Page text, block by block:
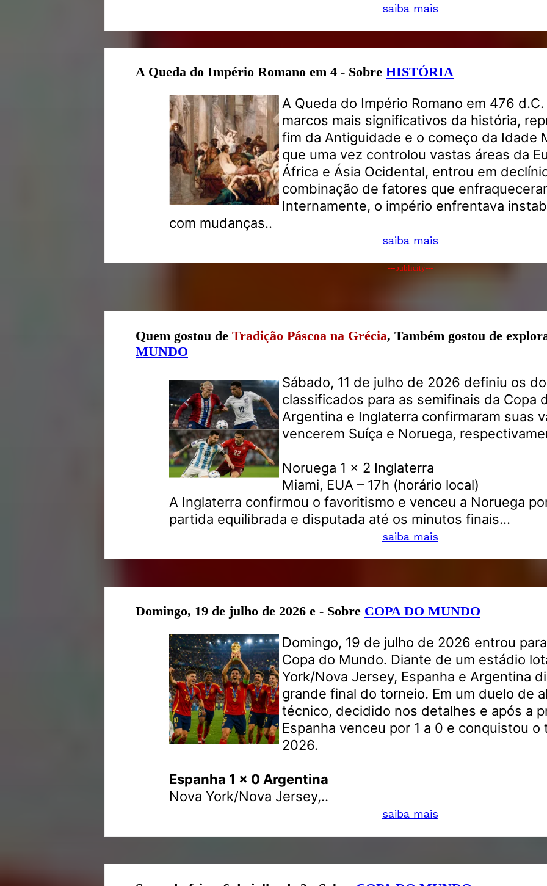
saiba mais
A Queda do Império Romano em 4 - Sobre HISTÓRIA
A Queda do Império Romano em 476
marcos mais significativos da história,
fim da Antiguidade e o começo da Idade
que uma vez controlou vastas áreas da
África e Ásia Ocidental, entrou em
combinação de fatores que
Internamente, o império enfrentava
com mudanças..
saiba mais
---publicity---
Quem gostou de Tradição Páscoa na Grécia, Também gostou de
MUNDO
Sábado, 11 de julho de 2026 definiu os
classificados para as semifinais da Copa
Argentina e Inglaterra confirmaram suas
vencerem Suíça e Noruega,
Noruega 1 x 2 Inglaterra
Miami, EUA – 17h (horário local)
A Inglaterra confirmou o favoritismo e venceu a Noruega
partida equilibrada e disputada até os minutos finais...
saiba mais
Domingo, 19 de julho de 2026 e - Sobre COPA DO MUNDO
Domingo, 19 de julho de 2026 entrou
Copa do Mundo. Diante de um estádio
York/Nova Jersey, Espanha e Argentina
grande final do torneio. Em um duelo de
técnico, decidido nos detalhes e após a
Espanha venceu por 1 a 0 e conquistou
2026.
Espanha 1 x 0 Argentina
Nova York/Nova Jersey,..
saiba mais